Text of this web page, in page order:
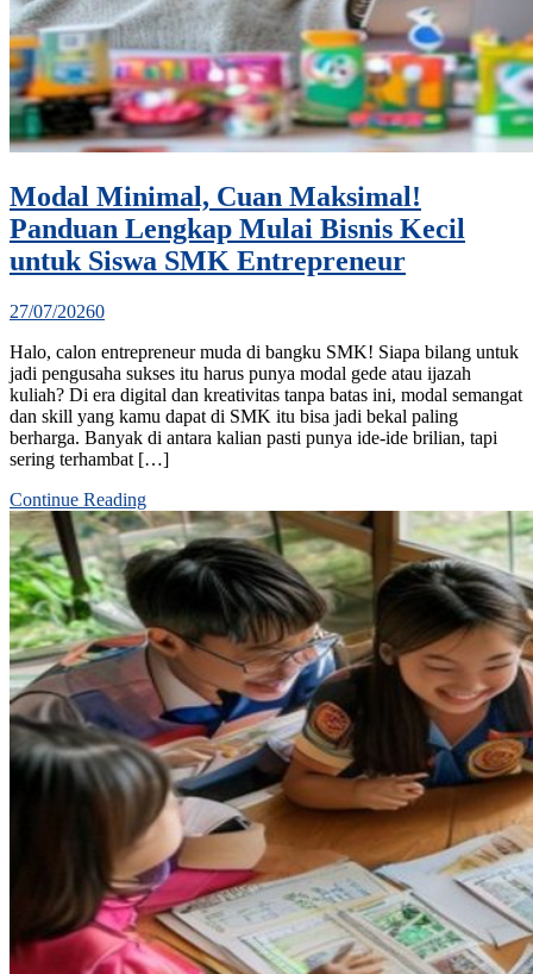
Modal Minimal, Cuan Maksimal!
Panduan Lengkap Mulai Bisnis Kecil
untuk Siswa SMK Entrepreneur
27/07/20260
Halo, calon entrepreneur muda di bangku SMK! Siapa bilang untuk
jadi pengusaha sukses itu harus punya modal gede atau ijazah
kuliah? Di era digital dan kreativitas tanpa batas ini, modal semangat
dan skill yang kamu dapat di SMK itu bisa jadi bekal paling
berharga. Banyak di antara kalian pasti punya ide-ide brilian, tapi
sering terhambat […]
Continue Reading